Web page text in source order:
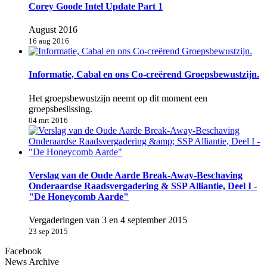
Corey Goode Intel Update Part 1
August 2016
16 aug 2016
Informatie, Cabal en ons Co-creërend Groepsbewustzijn.
Het groepsbewustzijn neemt op dit moment een
groepsbeslissing.
04 mrt 2016
Verslag van de Oude Aarde Break-Away-Beschaving
Onderaardse Raadsvergadering & SSP Alliantie, Deel I -
"De Honeycomb Aarde"
Vergaderingen van 3 en 4 september 2015
23 sep 2015
Facebook
News Archive